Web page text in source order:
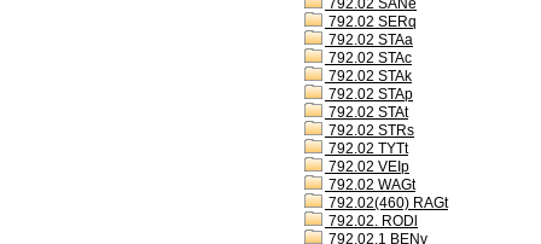
792.02 SANe
792.02 SERq
792.02 STAa
792.02 STAc
792.02 STAk
792.02 STAp
792.02 STAt
792.02 STRs
792.02 TYTt
792.02 VEIp
792.02 WAGt
792.02(460) RAGt
792.02. RODl
792.02.1 BENv